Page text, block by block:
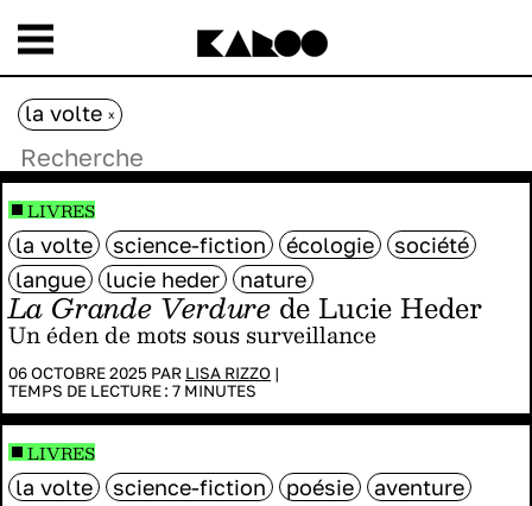
La Grande Verdurede Lucie Heder
Un éden de mots sous surveillance
06 OCTOBRE 2025 PAR LISA RIZZO |
TEMPS DE LECTURE : 7 MINUTES
la volte science-fiction écologie
société
langue
lucie heder nature
LIVRES
la volte science-fiction poésie
aventure
LIVRES
la volte x